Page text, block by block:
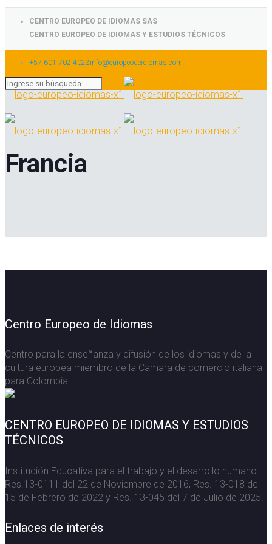
CENTRO EUROPEO DE IDIOMAS SAS
CENTRO EUROPEO DE IDIOMAS Y ESTUDIOS TÉCNICOS
+57 601 702 4022info@europeodeidiomas.com
Francia
Centro Europeo de Idiomas
Centro para la enseñanza y difusión de los idiomas y de la
cultura europea miembro de la Camara de comercio italiana
para Colombia.
CENTRO EUROPEO DE IDIOMAS Y ESTUDIOS
TÉCNICOS
Institución Educativa para el trabajo y el desarrollo humano:
Res.13-0111 del 22 de Noviembre de 2016, Res. 13-018 del
15 de Febrero de 2022 y Res. 13-045 del 7 de Julio de 2025.
Enlaces de interés